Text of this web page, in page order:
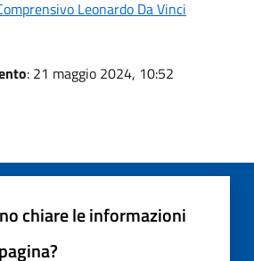
Leonardo Da Vinci
: 21 maggio 2024, 10:52
chiare le informazioni